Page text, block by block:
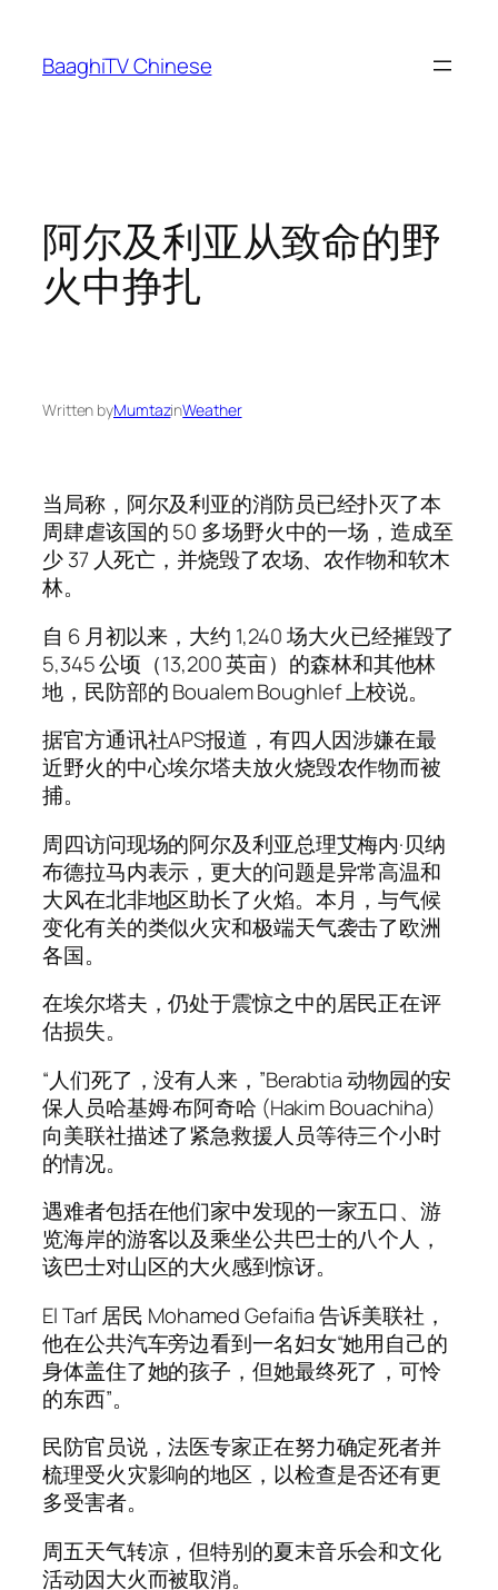
content
BaaghiTV Chinese
阿尔及利亚从致命的野
火中挣扎
Written byMumtazinWeather
当局称，阿尔及利亚的消防员已经扑灭了本
周肆虐该国的 50 多场野火中的一场，造成至
少 37 人死亡，并烧毁了农场、农作物和软木
林。
自 6 月初以来，大约 1,240 场大火已经摧毁了
5,345 公顷（13,200 英亩）的森林和其他林
地，民防部的 Boualem Boughlef 上校说。
据官方通讯社APS报道，有四人因涉嫌在最
近野火的中心埃尔塔夫放火烧毁农作物而被
捕。
周四访问现场的阿尔及利亚总理艾梅内·贝纳
布德拉马内表示，更大的问题是异常高温和
大风在北非地区助长了火焰。本月，与气候
变化有关的类似火灾和极端天气袭击了欧洲
各国。
在埃尔塔夫，仍处于震惊之中的居民正在评
估损失。
“人们死了，没有人来，”Berabtia 动物园的安
保人员哈基姆·布阿奇哈 (Hakim Bouachiha)
向美联社描述了紧急救援人员等待三个小时
的情况。
遇难者包括在他们家中发现的一家五口、游
览海岸的游客以及乘坐公共巴士的八个人，
该巴士对山区的大火感到惊讶。
El Tarf 居民 Mohamed Gefaifia 告诉美联社，
他在公共汽车旁边看到一名妇女“她用自己的
身体盖住了她的孩子，但她最终死了，可怜
的东西”。
民防官员说，法医专家正在努力确定死者并
梳理受火灾影响的地区，以检查是否还有更
多受害者。
周五天气转凉，但特别的夏末音乐会和文化
活动因大火而被取消。